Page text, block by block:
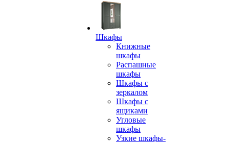
Шкафы
Книжные
шкафы
Распашные
шкафы
Шкафы с
зеркалом
Шкафы с
ящиками
Угловые
шкафы
Узкие шкафы-